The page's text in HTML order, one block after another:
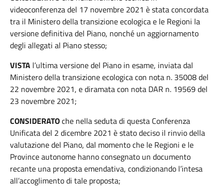
videoconferenza del 17 novembre 2021 è stata concordata
tra il Ministero della transizione ecologica e le Regioni la
versione definitiva del Piano, nonché un aggiornamento
degli allegati al Piano stesso;
VISTA l’ultima versione del Piano in esame, inviata dal
Ministero della transizione ecologica con nota n. 35008 del
22 novembre 2021, e diramata con nota DAR n. 19569 del
23 novembre 2021;
CONSIDERATOche nella seduta di questa Conferenza
Unificata del 2 dicembre 2021 è stato deciso il rinvio della
valutazione del Piano, dal momento che le Regioni e le
Province autonome hanno consegnato un documento
recante una proposta emendativa, condizionando l’intesa
all’accoglimento di tale proposta;